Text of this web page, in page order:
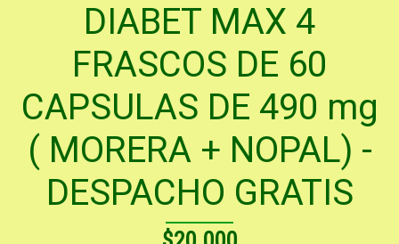
DIABET MAX 4
FRASCOS DE 60
CAPSULAS DE 490 mg
( MORERA + NOPAL) -
DESPACHO GRATIS